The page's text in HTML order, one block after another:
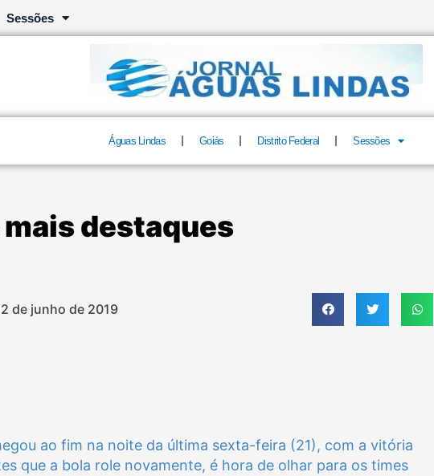
Sessões
Águas Lindas Goiás Distrito Federal Sessões
destaques
de junho de 2019
ao fim na noite da última sexta-feira (21), com a vitória
que a bola role novamente, é hora de olhar para os times